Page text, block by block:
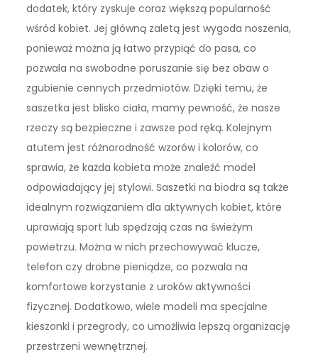
dodatek, który zyskuje coraz większą popularność
wśród kobiet. Jej główną zaletą jest wygoda noszenia,
ponieważ można ją łatwo przypiąć do pasa, co
pozwala na swobodne poruszanie się bez obaw o
zgubienie cennych przedmiotów. Dzięki temu, że
saszetka jest blisko ciała, mamy pewność, że nasze
rzeczy są bezpieczne i zawsze pod ręką. Kolejnym
atutem jest różnorodność wzorów i kolorów, co
sprawia, że każda kobieta może znaleźć model
odpowiadający jej stylowi. Saszetki na biodra są także
idealnym rozwiązaniem dla aktywnych kobiet, które
uprawiają sport lub spędzają czas na świeżym
powietrzu. Można w nich przechowywać klucze,
telefon czy drobne pieniądze, co pozwala na
komfortowe korzystanie z uroków aktywności
fizycznej. Dodatkowo, wiele modeli ma specjalne
kieszonki i przegrody, co umożliwia lepszą organizację
przestrzeni wewnętrznej.